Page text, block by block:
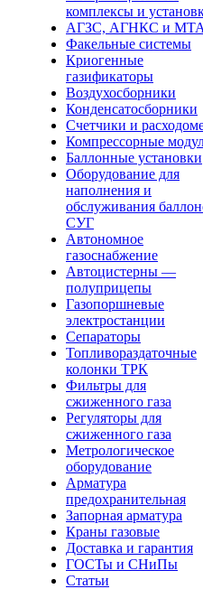
комплексы и
АГЗС, АГНКС и
Факельные системы
Криогенные
газификаторы
Воздухосборники
Конденсатосборники
Счетчики и
Компрессорные
Баллонные установки
Оборудование для
наполнения и
обслуживания
СУГ
Автономное
газоснабжение
Автоцистерны —
полуприцепы
Газопоршневые
электростанции
Сепараторы
Топливораздаточные
колонки ТРК
Фильтры для
сжиженного газа
Регуляторы для
сжиженного газа
Метрологическое
оборудование
Арматура
предохранительная
Запорная арматура
Краны газовые
Доставка и гарантия
ГОСТы и СНиПы
Статьи